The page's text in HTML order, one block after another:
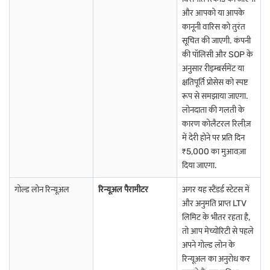
भारत में अधिकांश सोने के आयात होने के कारण आयात शुल्क की कीमत पर महत्वपूर्ण
प्रभाव पड़ता है. कैपिटल गेन टैक्स गोल्ड निवेश को बेचने से मिलने वाले लाभ पर लागू
होता है, जो होल्डिंग अवधि के आधार पर होता है. लॉन्ग-टर्म होल्डिंग के लिए, इंडेक्सेशन
लाभ टैक्स देयता को कम कर सकते हैं. बजाज फाइनेंस गोल्ड लोन लेते समय टैक्स
मैनेज करने के बारे में मार्गदर्शन प्रदान करता है, जिससे यह सुनिश्चित होता है कि ग्राहक
राणेबेन्नुर में गोल्ड ज्वेलरी के मेकिंग शुल्क क्या हैं?
मेकिंग शुल्क, गोल्ड ज्वेलरी बनाने से जुड़े श्रम खर्च हैं. राणेबेन्नूर में, इन शुल्कों की गणना
या तो एक निश्चित राशि या गोल्ड के वजन के प्रतिशत के रूप में की जाती है. जटिल
कारीगरी की ज़रूरत वाले डिज़ाइन में मेकिंग चार्ज अधिक होता है. मेकिंग शुल्क पर
GST लागत को और बढ़ाता है. खरीदार खर्च को कम करने के लिए ज्वेलर्स के साथ इन
शुल्कों पर बातचीत कर सकते हैं. बजाज फाइनेंस लोन राशि का आकलन करते समय
मेकिंग शुल्क सहित गोल्ड की कुल वैल्यू पर विचार करता है, जिससे यह सुनिश्चित होता
है कि ग्राहक को उचित मूल्यांकन प्राप्त हो.
अपने फाइनेंशियल लक्ष्यों को पूरा करने के लिए अपने गोल्ड को निष्क्रिय क्यों रखें?
राणेबेन्नूर में गोल्ड लोन पर सोने के भाव का प्रभाव
राणेबेन्नूर में गोल्ड लोन की वैल्यू निर्धारित करने में गोल्ड की दरें महत्वपूर्ण भूमिका
निभाती हैं. जब सोने की कीमतें अधिक होती हैं, तो लोन राशि की योग्यता बढ़ जाती है,
और आपको या आपके
कानूनी वारिस को तुरंत
सूचित की जाएगी. कंपनी
की पॉलिसी और SOP के
अनुसार रीइम्बर्समेंट या
क्षतिपूर्ति प्रोसेस को स्पष्ट
रूप से समझाया जाएगा.
लोनदाता की गलती के
कारण कोलैटरल रिलीज़
में देरी होने पर प्रति दिन
₹5,000 का मुआवज़ा
दिया जाएगा.
गोल्ड लोन रिन्यूअल रिन्यूअल पैरामीटर
अगर यह स्टैंडर्ड स्टेटस में
और अनुमति प्राप्त LTV
लिमिट के भीतर रहता है,
तो आप मेच्योरिटी से पहले
अपने गोल्ड लोन के
रिन्यूअल का अनुरोध कर